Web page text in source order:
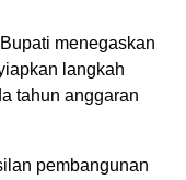
menegaskan
langkah
tahun anggaran
pembangunan